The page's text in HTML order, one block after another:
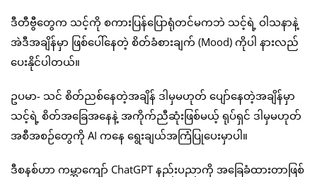
ဒီတီဗွီတွေက သင့်ကို စကားပြန်ပြောရုံတင်မကဘဲ သင့်ရဲ့ ဝါသနာနဲ့
အဲဒီအချိန်မှာ ဖြစ်ပေါ်နေတဲ့ စိတ်ခံစားချက် (Mood) ကိုပါ နားလည်
ပေးနိုင်ပါတယ်။
ဥပမာ- သင် စိတ်ညစ်နေတဲ့အချိန် ဒါမှမဟုတ် ပျော်နေတဲ့အချိန်မှာ
သင့်ရဲ့ စိတ်အခြေအနေနဲ့ အကိုက်ညီဆုံးဖြစ်မယ့် ရုပ်ရှင် ဒါမှမဟုတ်
အစီအစဉ်တွေကို AI ကနေ ရွေးချယ်အကြံပြုပေးမှာပါ။
ဒီစနစ်ဟာ ကမ္ဘာကျော် ChatGPT နည်းပညာကို အခြေခံထားတာဖြစ်